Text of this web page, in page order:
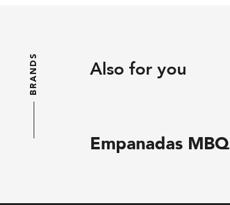
BRANDS Also for you
Empanadas MBQ